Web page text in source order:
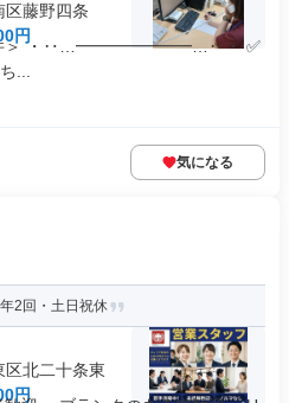
区藤野四条
円
件＞ ・‥…━━━━━━━…‥・ ✅
...
気になる
2回・土日祝休
北二十条東
円